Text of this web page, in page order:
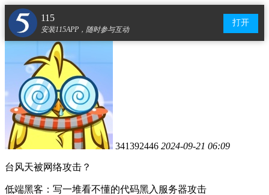
115
安装115APP，随时参与互动
打开
341392446 2024-09-21 06:09
台风天被网络攻击？
低端黑客：写一堆看不懂的代码黑入服务器攻击